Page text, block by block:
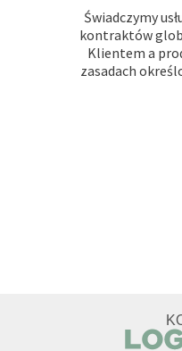
Świadczymy
kontraktów
Klientem a
zasadach